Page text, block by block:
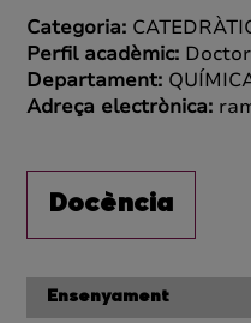
Categoria:
Perfil acadèmic:
Departament:
Adreça electrònica:
Docència
Ensenyament